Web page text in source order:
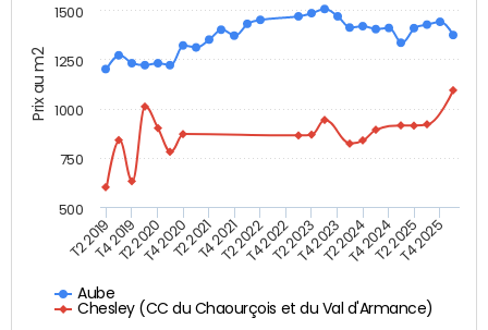
Prix au m2
Aube
Chesley (CC du Chaourçois et du Val d'Armance)
T2 2019T4 2019T2 2020T4 2020T2 2021T4 2021T2 2022T4 2022T2 2023T4 2023T2 2024T4 2024T2 2025T4 2025
500
750
1000
1250
1500